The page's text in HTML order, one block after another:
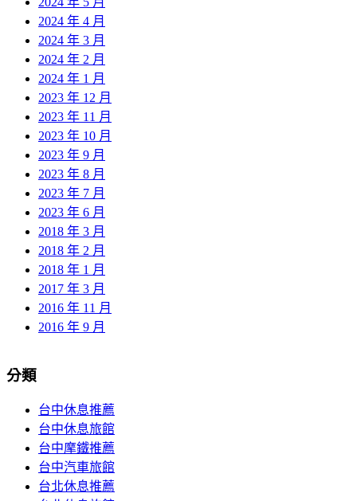
2024 年 4 月
2024 年 3 月
2024 年 2 月
2024 年 1 月
2023 年 12 月
2023 年 11 月
2023 年 10 月
2023 年 9 月
2023 年 8 月
2023 年 7 月
2023 年 6 月
2018 年 3 月
2018 年 2 月
2018 年 1 月
2017 年 3 月
2016 年 11 月
2016 年 9 月
分類
台中休息推薦
台中休息旅館
台中摩鐵推薦
台中汽車旅館
台北休息推薦